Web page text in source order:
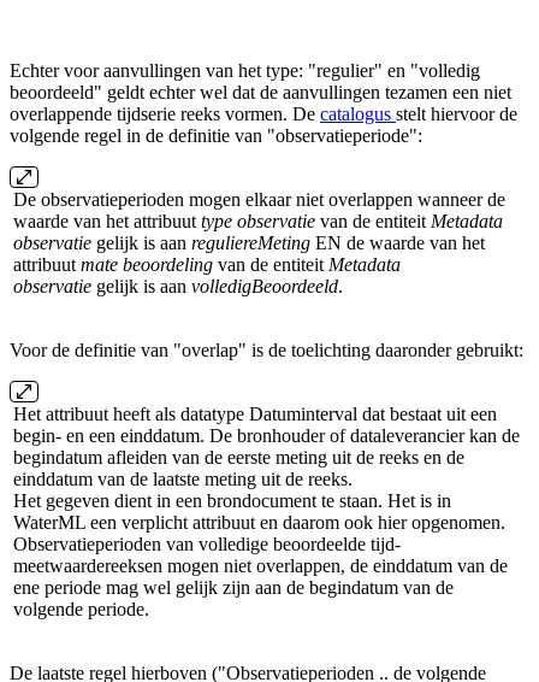
Echter voor aanvullingen van het type: "regulier" en "volledig
beoordeeld" geldt echter wel dat de aanvullingen tezamen een niet
overlappende tijdserie reeks vormen. De catalogus stelt hiervoor de
volgende regel in de definitie van "observatieperiode":
De observatieperioden mogen elkaar niet overlappen wanneer de
waarde van het attribuut type observatie van de entiteit Metadata
observatie gelijk is aan reguliereMeting EN de waarde van het
attribuut mate beoordeling van de entiteit Metadata
observatie gelijk is aan volledigBeoordeeld.
Voor de definitie van "overlap" is de toelichting daaronder gebruikt:
Het attribuut heeft als datatype Datuminterval dat bestaat uit een
begin- en een einddatum. De bronhouder of dataleverancier kan de
begindatum afleiden van de eerste meting uit de reeks en de
einddatum van de laatste meting uit de reeks.
Het gegeven dient in een brondocument te staan. Het is in
WaterML een verplicht attribuut en daarom ook hier opgenomen.
Observatieperioden van volledige beoordeelde tijd-
meetwaardereeksen mogen niet overlappen, de einddatum van de
ene periode mag wel gelijk zijn aan de begindatum van de
volgende periode.
De laatste regel hierboven ("Observatieperioden .. de volgende